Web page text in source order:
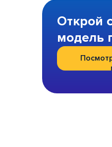
Открой
модель